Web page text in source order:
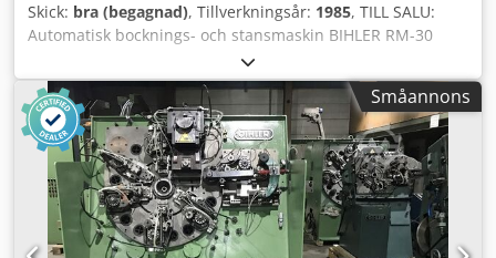
Skick: bra (begagnad), Tillverkningsår: 1985, TILL SALU:
Automatisk bocknings- och stansmaskin BIHLER RM-30
Högpresterande utrustning för automatisk tillverkning av
komplexa metalldelar från tråd eller bandmaterial.
Identifikation och Märke Märke: BIHLER (Otto Bihler
Maschinenfabrik, Tyskland). Modell: RM-30.
Tillverkningsår: 1985. Dcedsy Shgpjpfx Akwjk
Maskinnummer: 23589. Tekniska Specifikationer (Modell
RM-30) Max. bandbredd: 32 mm. Max. tråddiameter: 3 mm
(mjukstål). Standard matarängd: Upp till 120 mm. Nominell
presskraft: 70 kN (7 ton). Produktionskapacitet: Justerbar,
Småannons